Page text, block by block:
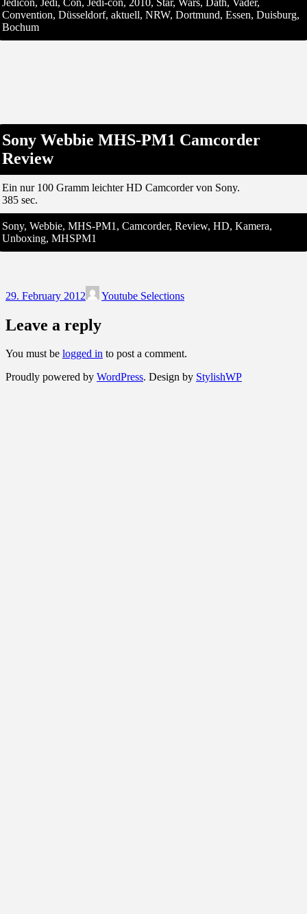
Convention, Düsseldorf, aktuell, NRW, Dortmund, Essen, Duisburg,
Bochum
Sony Webbie MHS-PM1 Camcorder
Review
Ein nur 100 Gramm leichter HD Camcorder von Sony.
385 sec.
Sony, Webbie, MHS-PM1, Camcorder, Review, HD, Kamera,
Unboxing, MHSPM1
29. February 2012 Youtube Selections
Leave a reply
You must be logged in to post a comment.
Proudly powered by WordPress. Design by StylishWP